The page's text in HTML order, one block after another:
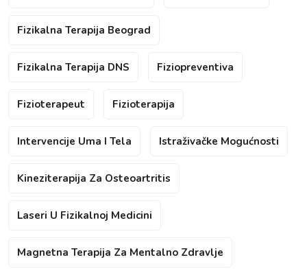
Fizikalna Terapija Beograd
Fizikalna Terapija DNS Fiziopreventiva
Fizioterapeut Fizioterapija
Intervencije Uma I Tela Istraživačke Mogućnosti
Kineziterapija Za Osteoartritis
Laseri U Fizikalnoj Medicini
Magnetna Terapija Za Mentalno Zdravlje